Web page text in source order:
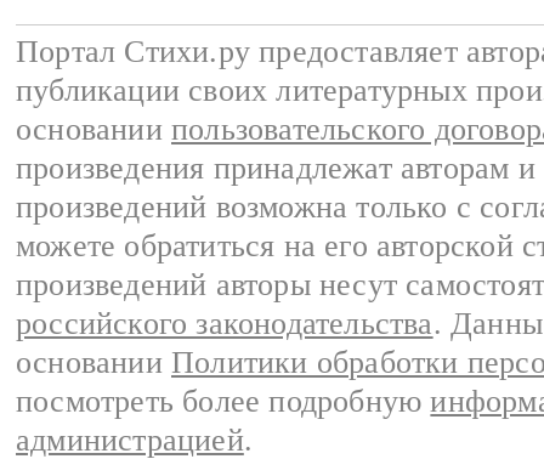
Портал Стихи.ру предоставляет
публикации своих литературных
основании пользовательского
произведения принадлежат авторам
произведений возможна только с
можете обратиться на его авторской
произведений авторы несут
российского законодательства.
основании Политики обработки
посмотреть более подробную
администрацией.